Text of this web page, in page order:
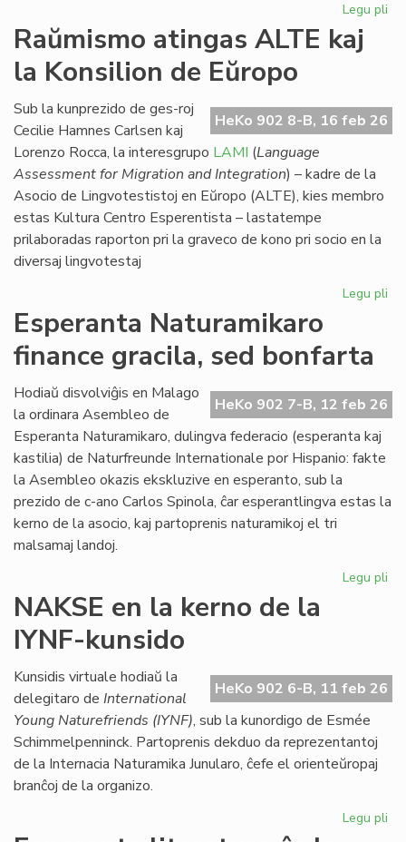
Legu pli
Raŭmismo atingas ALTE kaj
la Konsilion de Eŭropo
HeKo 902 8-B, 16 feb 26
Sub la kunprezido de ges-roj
Cecilie Hamnes Carlsen kaj
Lorenzo Rocca, la interesgrupo LAMI (Language
Assessment for Migration and Integration) – kadre de la
Asocio de Lingvotestistoj en Eŭropo (ALTE), kies membro
estas Kultura Centro Esperentista – lastatempe
prilaboradas raporton pri la graveco de kono pri socio en la
diversaj lingvotestaj
Legu pli
la
Esperanta Naturamikaro
finance gracila, sed bonfarta
HeKo 902 7-B, 12 feb 26
Hodiaŭ disvolviĝis en Malago
la ordinara Asembleo de
Esperanta Naturamikaro, dulingva federacio (esperanta kaj
kastilia) de Naturfreunde Internationale por Hispanio: fakte
la Asembleo okazis ekskluzive en esperanto, sub la
prezido de c-ano Carlos Spinola, ĉar esperantlingva estas la
kerno de la asocio, kaj partoprenis naturamikoj el tri
malsamaj landoj.
Legu pli
NAKSE en la kerno de la
IYNF-kunsido
HeKo 902 6-B, 11 feb 26
Kunsidis virtuale hodiaŭ la
delegitaro de International
Young Naturefriends (IYNF), sub la kunordigo de Esmée
Schimmelpenninck. Partoprenis dekduo da reprezentantoj
de la Internacia Naturamika Junularo, ĉefe el orienteŭropaj
branĉoj de la organizo.
Legu pli